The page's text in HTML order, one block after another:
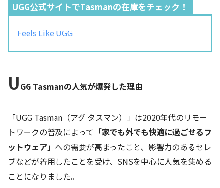
UGG公式サイトでTasmanの在庫をチェック！
Feels Like UGG
UGG Tasmanの人気が爆発した理由
「UGG Tasman（アグ タスマン）」は2020年代のリモー
トワークの普及によって 「家でも外でも快適に過ごせるフ
ットウェア」 への需要が高まったこと、影響力のあるセレ
ブなどが着用したことを受け、SNSを中心に人気を集める
ことになりました。